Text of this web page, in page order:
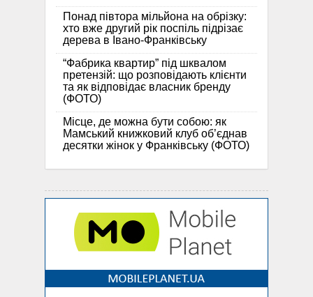
Понад півтора мільйона на обрізку:
хто вже другий рік поспіль підрізає
дерева в Івано-Франківську
“Фабрика квартир” під шквалом
претензій: що розповідають клієнти
та як відповідає власник бренду
(ФОТО)
Місце, де можна бути собою: як
Мамський книжковий клуб об’єднав
десятки жінок у Франківську (ФОТО)